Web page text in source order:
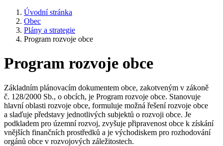
Úvodní stránka
Obec
Plány a strategie
Program rozvoje obce
Program rozvoje obce
Základním plánovacím dokumentem obce, zakotveným v zákoně
č. 128/2000 Sb., o obcích, je Program rozvoje obce. Stanovuje
hlavní oblasti rozvoje obce, formuluje možná řešení rozvoje obce
a slaďuje představy jednotlivých subjektů o rozvoji obce. Je
podkladem pro územní rozvoj, zvyšuje připravenost obce k získání
vnějších finančních prostředků a je východiskem pro rozhodování
orgánů obce v rozvojových záležitostech.